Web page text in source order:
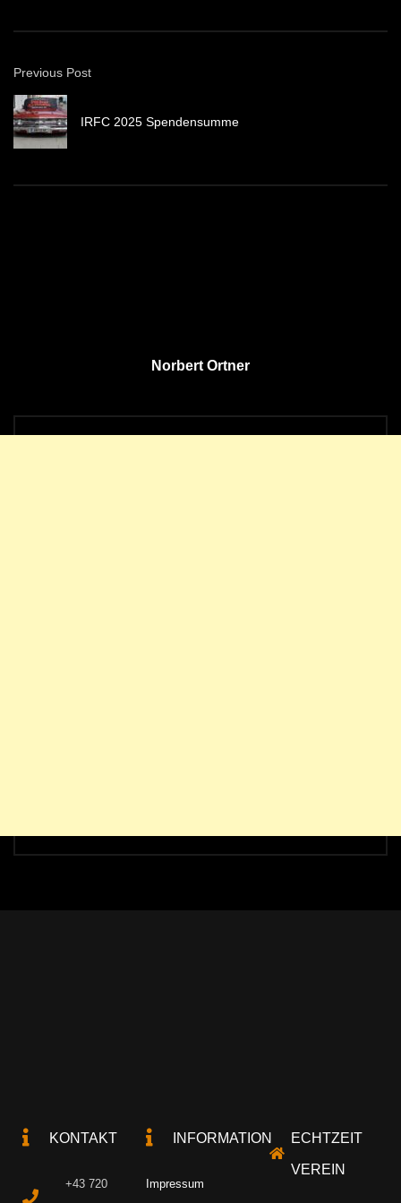
Previous Post
IRFC 2025 Spendensumme
Norbert Ortner
KONTAKT
+43 720
INFORMATION
Impressum
ECHTZEIT
VEREIN